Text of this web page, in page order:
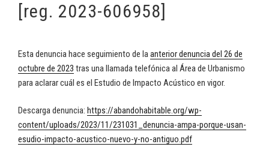
[reg. 2023-606958]
Esta denuncia hace seguimiento de la anterior denuncia del 26 de
octubre de 2023 tras una llamada telefónica al Área de Urbanismo
para aclarar cuál es el Estudio de Impacto Acústico en vigor.
Descarga denuncia: https://abandohabitable.org/wp-
content/uploads/2023/11/231031_denuncia-ampa-porque-usan-
esudio-impacto-acustico-nuevo-y-no-antiguo.pdf